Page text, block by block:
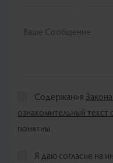
Содержания
ознакомительный текст
понятны.
Я даю согласие на